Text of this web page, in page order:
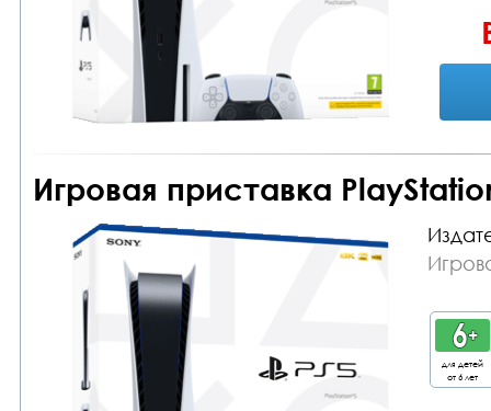
Игровая приставка
для детей
от 6 лет